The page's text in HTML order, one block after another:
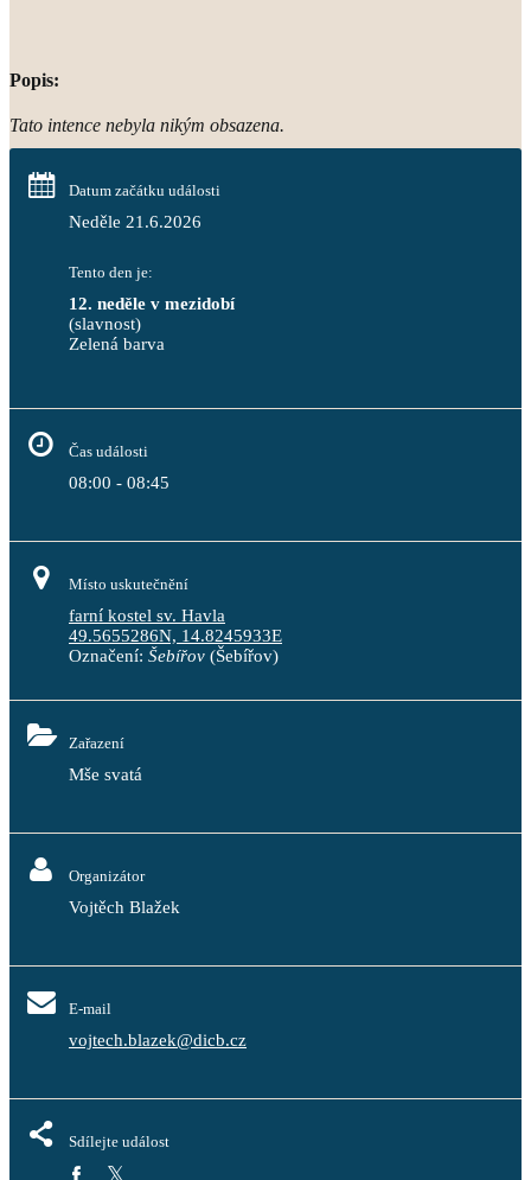
Popis:
Tato intence nebyla nikým obsazena.
Datum začátku události
Neděle 21.6.2026
Tento den je:
12. neděle v mezidobí
(slavnost)
Zelená barva
Čas události
08:00 - 08:45
Místo uskutečnění
farní kostel sv. Havla
49.5655286N, 14.8245933E
Označení: Šebířov (Šebířov)
Zařazení
Mše svatá
Organizátor
Vojtěch Blažek
E-mail
vojtech.blazek@dicb.cz
Sdílejte událost